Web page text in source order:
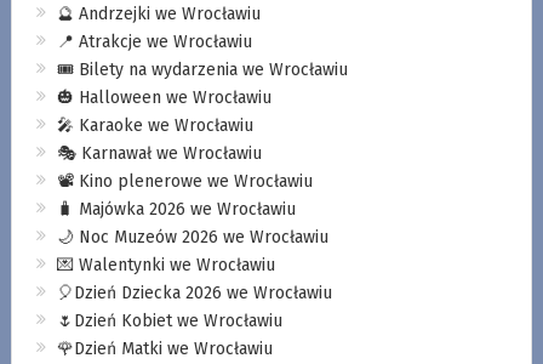
🔮 Andrzejki we Wrocławiu
📍 Atrakcje we Wrocławiu
🎟️ Bilety na wydarzenia we Wrocławiu
🎃 Halloween we Wrocławiu
🎤 Karaoke we Wrocławiu
🎭 Karnawał we Wrocławiu
📽️ Kino plenerowe we Wrocławiu
🧳 Majówka 2026 we Wrocławiu
🌙 Noc Muzeów 2026 we Wrocławiu
💌 Walentynki we Wrocławiu
🎈Dzień Dziecka 2026 we Wrocławiu
🌷Dzień Kobiet we Wrocławiu
🌹Dzień Matki we Wrocławiu